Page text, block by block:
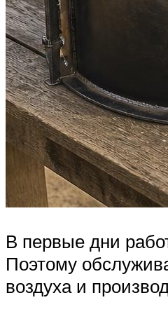
В первые дни
Поэтому
воздуха и